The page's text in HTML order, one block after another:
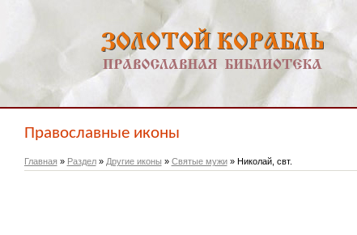
Православные иконы
Главная » Раздел» Другие иконы » Святые мужи» Николай, свт.